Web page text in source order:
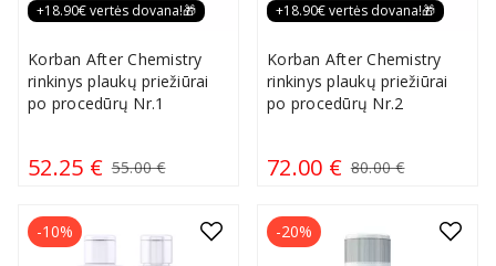
+18.90€ vertės dovana!🎁
Korban After Chemistry
rinkinys plaukų priežiūrai
po procedūrų Nr.1
52.25 € 55.00 €
+18.90€ vertės dovana!🎁
Korban After Chemistry
rinkinys plaukų priežiūrai
po procedūrų Nr.2
72.00 € 80.00 €
-10% -20%